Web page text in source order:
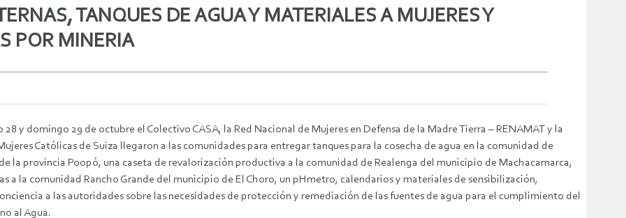
TANQUES DE AGUA Y MATERIALES A MUJERES Y
POR MINERIA
28 y domingo 29 de octubre el Colectivo CASA, la Red Nacional de Mujeres en Defensa de la Madre Tierra – RENAMAT y la
Católicas de Suiza llegaron a las comunidades para entregar tanques para la cosecha de agua en la comunidad de
la provincia Poopó, una caseta de revalorización productiva a la comunidad de Realenga del municipio de Machacamarca,
a la comunidad Rancho Grande del municipio de El Choro, un pHmetro, calendarios y materiales de sensibilización,
a las autoridades sobre las necesidades de protección y remediación de las fuentes de agua para el cumplimiento del
al Agua.